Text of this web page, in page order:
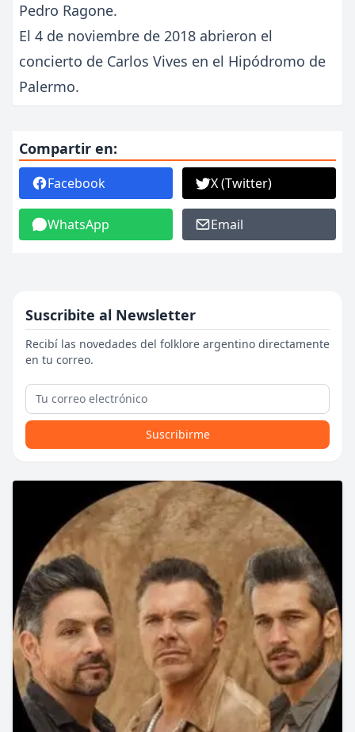
Pedro Ragone.
El 4 de noviembre de 2018 abrieron el
concierto de Carlos Vives en el Hipódromo de
Palermo.
Compartir en:
Facebook X (Twitter)
WhatsApp Email
Suscribite al Newsletter
Recibí las novedades del folklore argentino directamente
en tu correo.
Suscribirme